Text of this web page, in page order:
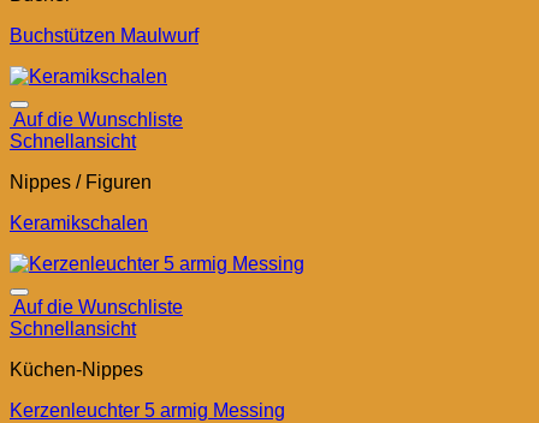
Buchstützen Maulwurf
Auf die Wunschliste
Schnellansicht
Nippes / Figuren
Keramikschalen
Auf die Wunschliste
Schnellansicht
Küchen-Nippes
Kerzenleuchter 5 armig Messing